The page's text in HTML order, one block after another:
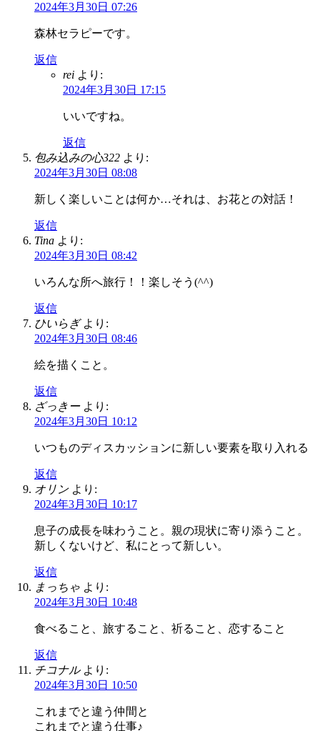
2024年3月30日 07:26
森林セラピーです。
返信
rei より:
2024年3月30日 17:15
いいですね。
返信
包み込みの心322 より:
2024年3月30日 08:08
新しく楽しいことは何か…それは、お花との対話！
返信
Tina より:
2024年3月30日 08:42
いろんな所へ旅行！！楽しそう(^^)
返信
ひいらぎ より:
2024年3月30日 08:46
絵を描くこと。
返信
ざっきー より:
2024年3月30日 10:12
いつものディスカッションに新しい要素を取り入れる
返信
オリン より:
2024年3月30日 10:17
息子の成長を味わうこと。親の現状に寄り添うこと。
新しくないけど、私にとって新しい。
返信
まっちゃ より:
2024年3月30日 10:48
食べること、旅すること、祈ること、恋すること
返信
チコナル より:
2024年3月30日 10:50
これまでと違う仲間と
これまでと違う仕事♪